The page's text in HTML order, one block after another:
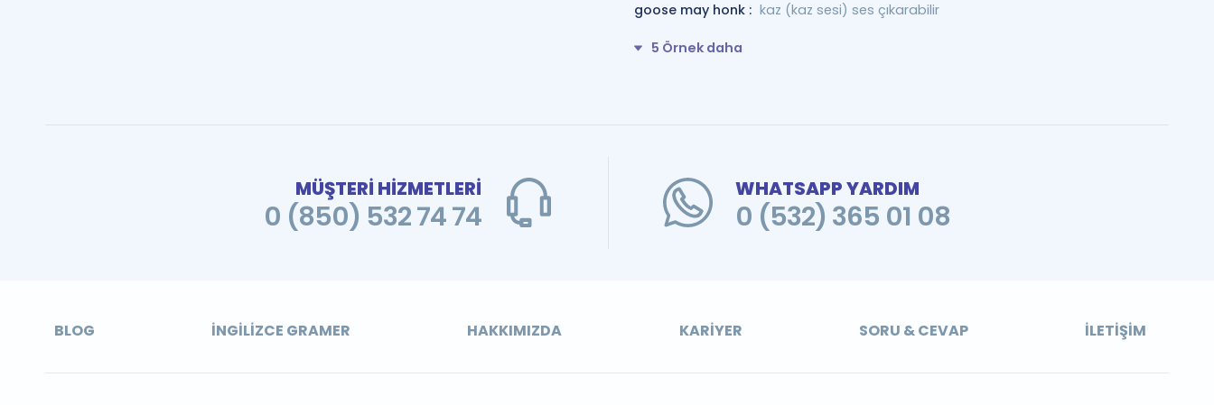
goose may honk : kaz (kaz sesi) ses çıkarabilir
5 Örnek daha
MÜŞTERİ HİZMETLERİ
0 (850) 532 74 74
WHATSAPP YARDIM
0 (532) 365 01 08
BLOG İNGILIZCE GRAMER HAKKIMIZDA KARIYER SORU & CEVAP İLETIŞIM